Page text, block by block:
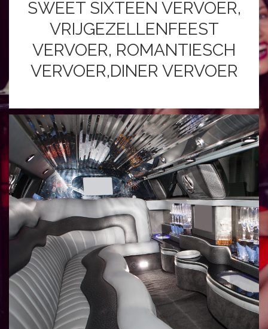
SWEET SIXTEEN VERVOER,
VRIJGEZELLENFEEST
VERVOER, ROMANTIESCH
VERVOER,DINER VERVOER